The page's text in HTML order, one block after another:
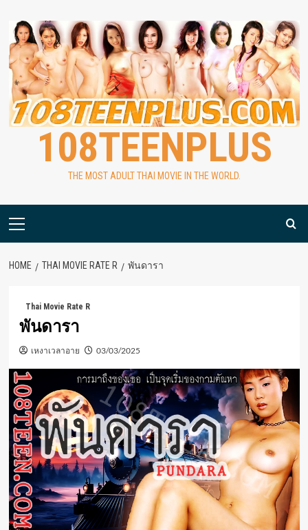
content
108TEENPLUS
THE MOST ADULT THAI MOVIE IN THE WORLD.
Primary
HOME THAI MOVIE RATE R พันดารา
Thai Movie Rate R
พันดารา
เหงาเวลาอาย 03/03/2025